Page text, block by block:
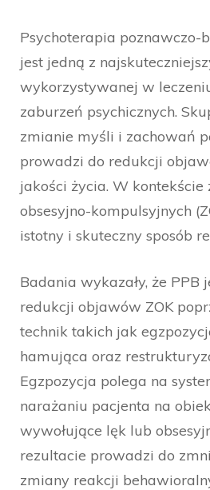
Psychoterapia poznawczo-
jest jedną z
wykorzystywanej w
zaburzeń psychicznych.
zmianie myśli i zachowań
prowadzi do redukcji
jakości życia. W kontekście
obsesyjno-kompulsyjnych
istotny i skuteczny sposób
Badania wykazały, że PPB
redukcji objawów ZOK
technik takich jak
hamująca oraz
Egzpozycja polega na
narażaniu pacjenta na
wywołujące lęk lub
rezultacie prowadzi do
zmiany reakcji